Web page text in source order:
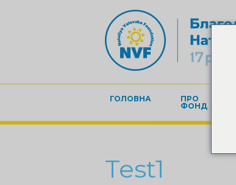
ГОЛОВНА
ПРО
ФОНД
Test1